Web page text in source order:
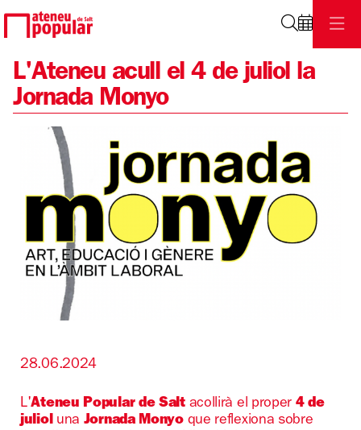
L'Ateneu acull el 4 de juliol la
Jornada Monyo
28.06.2024
L'Ateneu Popular de Saltacollirà el proper 4 de
julioluna Jornada Monyoque reflexiona sobre